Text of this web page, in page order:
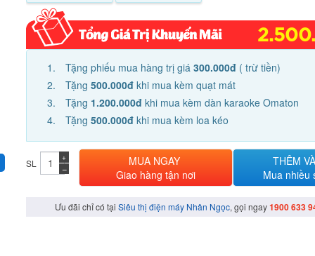
Tặng phiếu mua hàng trị giá300.000đ ( trừ tiền)
Tặng500.000đ khi mua kèm quạt mát
Tặng 1.200.000đkhi mua kèm dàn karaoke Omaton
Tặng500.000đ khi mua kèm loa kéo
SL −
+
MUA NGAY
Giao hàng tận nơi
THÊM
Mua nhiều
Ưu đãi chỉ có tạiSiêu thị điện máy Nhân Ngọc, gọi ngay1900 633